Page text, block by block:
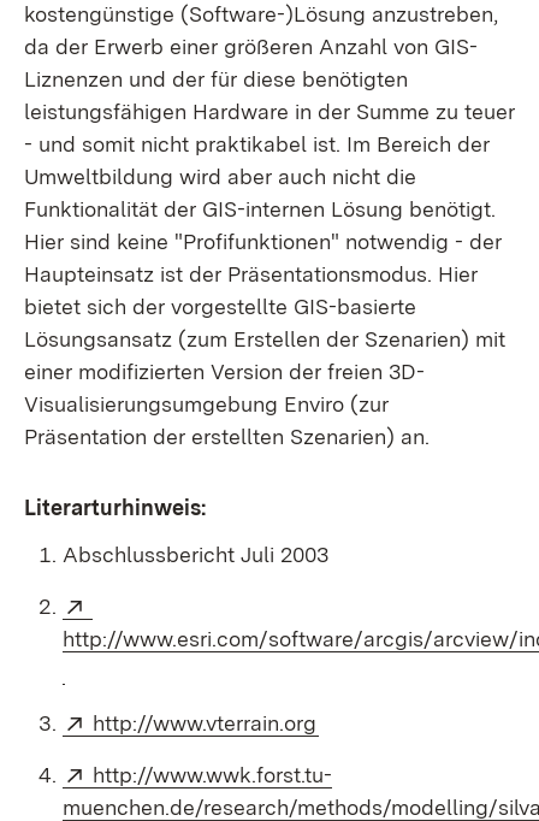
kostengünstige (Software-)Lösung anzustreben,
da der Erwerb einer größeren Anzahl von GIS-
Liznenzen und der für diese benötigten
leistungsfähigen Hardware in der Summe zu teuer
- und somit nicht praktikabel ist. Im Bereich der
Umweltbildung wird aber auch nicht die
Funktionalität der GIS-internen Lösung benötigt.
Hier sind keine "Profifunktionen" notwendig - der
Haupteinsatz ist der Präsentationsmodus. Hier
bietet sich der vorgestellte GIS-basierte
Lösungsansatz (zum Erstellen der Szenarien) mit
einer modifizierten Version der freien 3D-
Visualisierungsumgebung Enviro (zur
Präsentation der erstellten Szenarien) an.
Literarturhinweis:
Abschlussbericht Juli 2003
http://www.esri.com/software/arcgis/arcview/
Extern:
http://www.vterrain.org
Extern:
http://www.wwk.forst.tu-
muenchen.de/research/methods/modelling/